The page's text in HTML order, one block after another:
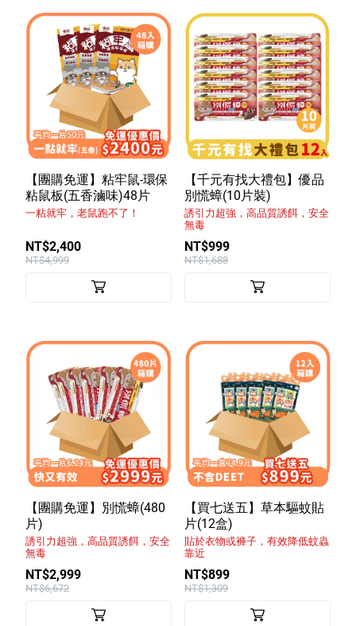
【團購免運】粘牢鼠-環保
粘鼠板(五香滷味)48片
一粘就牢，老鼠跑不了！
NT$2,400
NT$4,999
【千元有找大禮包】優品
別慌蟑(10片裝)
誘引力超強，高品質誘餌，安全
無毒
NT$999
NT$1,688
【團購免運】別慌蟑(480
片)
誘引力超強，高品質誘餌，安全
無毒
NT$2,999
NT$6,672
【買七送五】草本驅蚊貼
片(12盒)
貼於衣物或褲子，有效降低蚊蟲
靠近
NT$899
NT$1,309